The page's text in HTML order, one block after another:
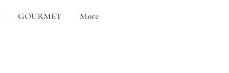
GOURMET More